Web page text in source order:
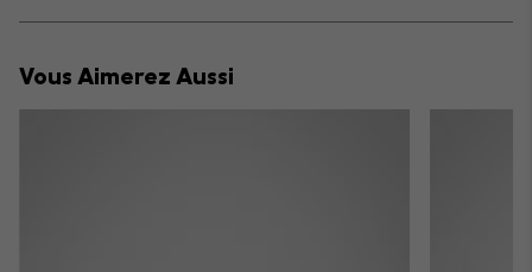
or
Vous Aimerez Aussi